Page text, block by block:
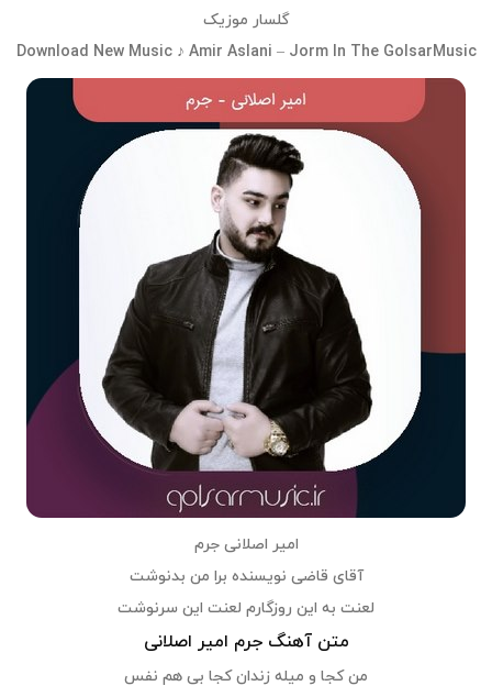
گلسار موزیک
Download New Music ♪ Amir Aslani – Jorm In The GolsarMusic
امیر اصلانی جرم
آقای قاضی نویسنده برا من بدنوشت
لعنت به این روزگارم لعنت این سرنوشت
متن آهنگ جرم امیر اصلانی
من کجا و میله زندان کجا بی هم نفس